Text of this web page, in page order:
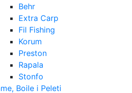
Behr
Extra Carp
Fil Fishing
Korum
Preston
Rapala
Stonfo
Boile i Peleti